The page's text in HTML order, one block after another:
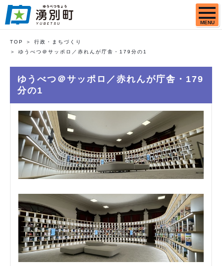
MENU
TOP
行政・まちづくり
ゆうべつ＠サッポロ／赤れんが庁舎・179分の1
ゆうべつ＠サッポロ／赤れんが庁舎・179
分の1